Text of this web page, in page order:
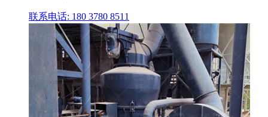
联系电话: 180 3780 8511